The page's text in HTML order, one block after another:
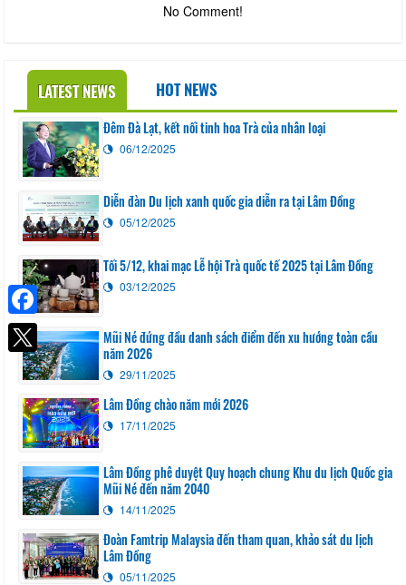
No Comment!
LATEST NEWS HOT NEWS
Đêm Đà Lạt, kết nối tinh hoa Trà của nhân loại
06/12/2025
Diễn đàn Du lịch xanh quốc gia diễn ra tại Lâm Đồng
05/12/2025
Tối 5/12, khai mạc Lễ hội Trà quốc tế 2025 tại Lâm Đồng
03/12/2025
Mũi Né đứng đầu danh sách điểm đến xu hướng toàn cầu
năm 2026
29/11/2025
Lâm Đồng chào năm mới 2026
17/11/2025
Lâm Đồng phê duyệt Quy hoạch chung Khu du lịch Quốc gia
Mũi Né đến năm 2040
14/11/2025
Đoàn Famtrip Malaysia đến tham quan, khảo sát du lịch
Lâm Đồng
05/11/2025
Facebook